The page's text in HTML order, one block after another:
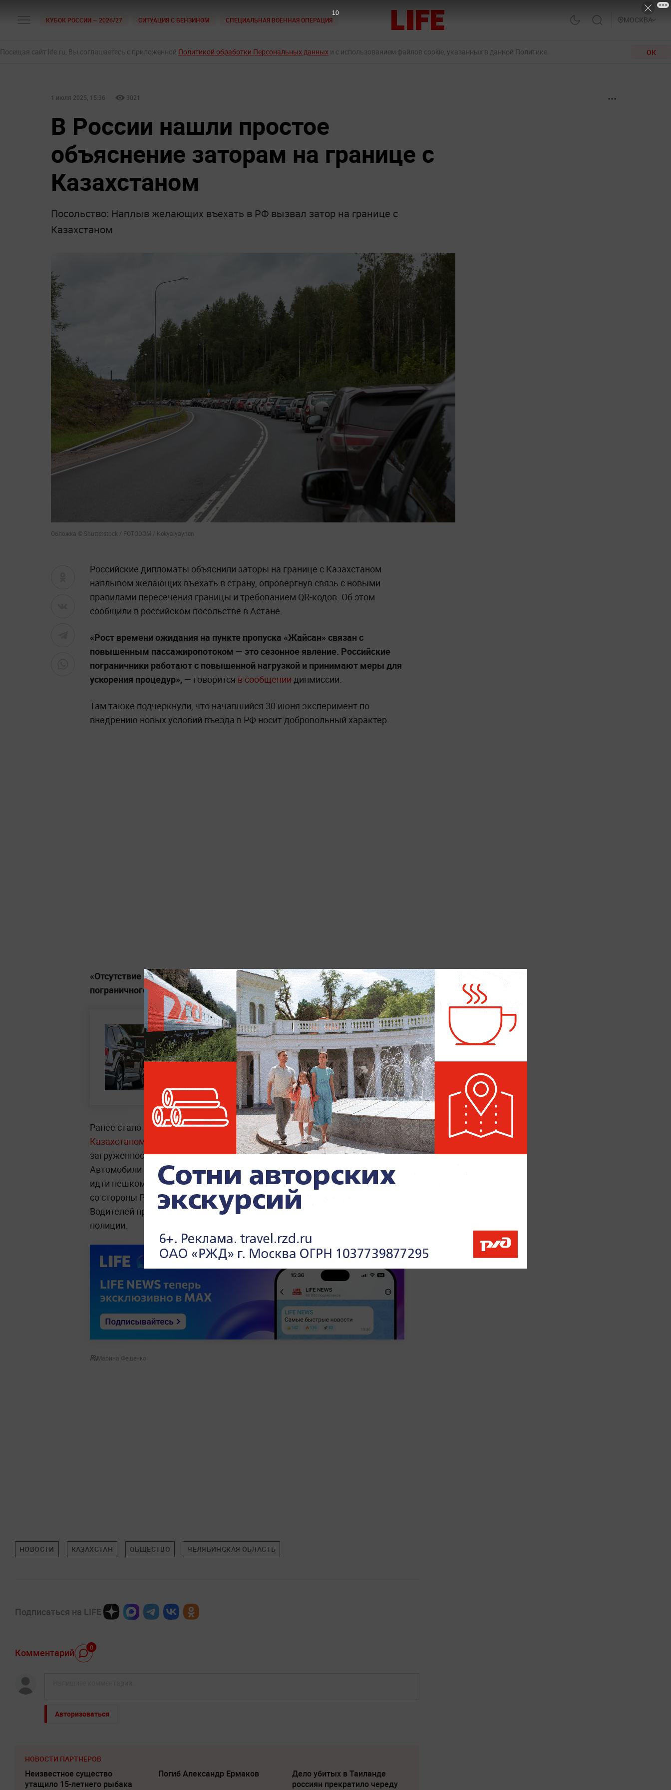
КУБОК РОССИИ — 2026/27 СИТУАЦИЯ С БЕНЗИНОМ СПЕЦИАЛЬНАЯ ВОЕННАЯ ОПЕРАЦИЯ МОСКВА
Посещая сайт life.ru, Вы соглашаетесь с приложенной Политикой обработки Персональных данных и с использованием файлов cookie, указанных в данной Политике. ОК
1 июля 2025, 15:36 3021
В России нашли простое
объяснение заторам на границе с
Казахстаном
Посольство: Наплыв желающих въехать в РФ вызвал затор на границе с
Казахстаном
Обложка © Shutterstock / FOTODOM / Kekyalyaynen
Российские дипломаты объяснили заторы на границе с Казахстаном
наплывом желающих въехать в страну, опровергнув связь с новыми
правилами пересечения границы и требованием QR-кодов. Об этом
сообщили в российском посольстве в Астане.
«Рост времени ожидания на пункте пропуска «Жайсан» связан с
повышенным пассажиропотоком — это сезонное явление. Российские
пограничники работают с повышенной нагрузкой и принимают меры для
ускорения процедур», — говорится в сообщении дипмиссии.
Там также подчеркнули, что начавшийся 30 июня эксперимент по
внедрению новых условий въезда в РФ носит добровольный характер.
«Отсутствие заполненного заявления о въезде не влияет на прохождение
пограничного контроля»,— добавили в посольстве.
На границе Челябинской
области с Казахстаном
образовалась огромная
пробка
Ранее стало известно, чтона границе Челябинской области с
Казахстаном образовалась огромная пробкаиз-за сильной
загруженности на нейтральной полосе между пунктами пропуска.
Автомобили стоят практически бампер к бамперу, а люди вынуждены
идти пешком. В МВД Казахстана заявили, что именно новые требования
со стороны России стали одной из причин скопления транспорта на КПП.
Водителей призвали сохранять спокойствие и следовать указаниям
полиции.
Марина Фещенко
НОВОСТИ КАЗАХСТАН ОБЩЕСТВО ЧЕЛЯБИНСКАЯ ОБЛАСТЬ
Подписаться на LIFE
Комментарий 0
Авторизоваться
НОВОСТИ ПАРТНЕРОВ
Неизвестное существо
утащило 15-летнего рыбака
Погиб Александр Ермаков
Дело убитых в Таиланде
россиян прекратило череду
9